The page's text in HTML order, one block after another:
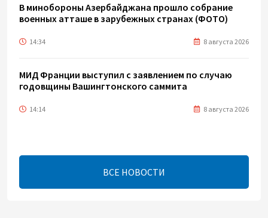
В минобороны Азербайджана прошло собрание
военных атташе в зарубежных странах (ФОТО)
14:34 8 августа 2026
МИД Франции выступил с заявлением по случаю
годовщины Вашингтонского саммита
14:14 8 августа 2026
синхронизировали курс на мир
ВСЕ НОВОСТИ